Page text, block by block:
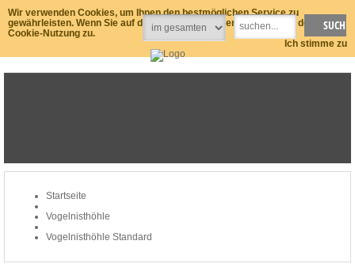
Wir verwenden Cookies, um Ihnen den bestmöglichen Service zu
gewährleisten. Wenn Sie auf der Seite weitersurfen stimmen Sie der
Cookie-Nutzung zu.
Ich stimme zu
Startseite
Vogelnisthöhle
Vogelnisthöhle Standard